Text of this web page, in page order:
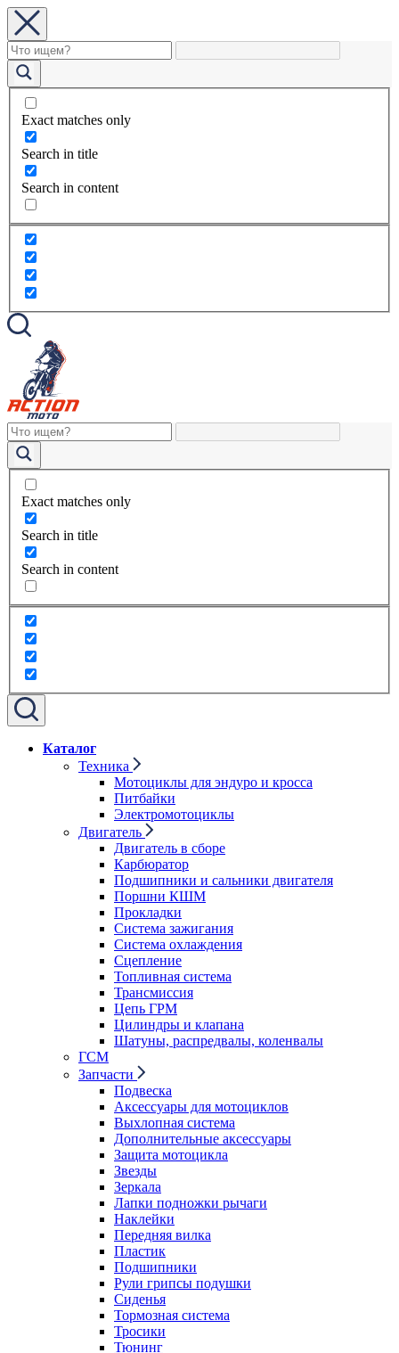
Exact matches only
Search in title
Search in content
Exact matches only
Search in title
Search in content
Каталог
Техника
Мотоциклы для эндуро и кросса
Питбайки
Электромотоциклы
Двигатель
Двигатель в сборе
Карбюратор
Подшипники и сальники двигателя
Поршни КШМ
Прокладки
Система зажигания
Система охлаждения
Сцепление
Топливная система
Трансмиссия
Цепь ГРМ
Цилиндры и клапана
Шатуны, распредвалы, коленвалы
ГСМ
Запчасти
Подвеска
Аксессуары для мотоциклов
Выхлопная система
Дополнительные аксессуары
Защита мотоцикла
Звезды
Зеркала
Лапки подножки рычаги
Наклейки
Передняя вилка
Пластик
Подшипники
Рули грипсы подушки
Сиденья
Тормозная система
Тросики
Тюнинг